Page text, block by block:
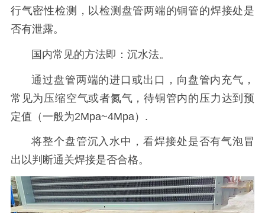
行气密性检测，以检测盘管两端的铜管的焊接处是
否有泄露。
国内常见的方法即：沉水法。
通过盘管两端的进口或出口，向盘管内充气，
常见为压缩空气或者氮气，待铜管内的压力达到预
定值（一般为2Mpa~4Mpa）.
将整个盘管沉入水中，看焊接处是否有气泡冒
出以判断通关焊接是否合格。